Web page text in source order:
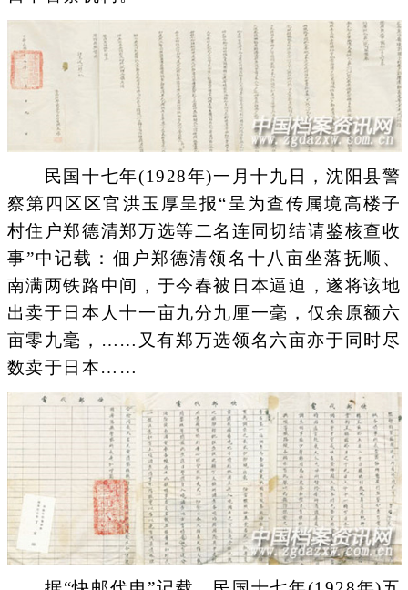
民国十七年(1928年)一月十九日，沈阳县警
察第四区区官洪玉厚呈报“呈为查传属境高楼子
村住户郑德清郑万选等二名连同切结请鉴核查收
事”中记载：佃户郑德清领名十八亩坐落抚顺、
南满两铁路中间，于今春被日本逼迫，遂将该地
出卖于日本人十一亩九分九厘一毫，仅余原额六
亩零九毫，……又有郑万选领名六亩亦于同时尽
数卖于日本……